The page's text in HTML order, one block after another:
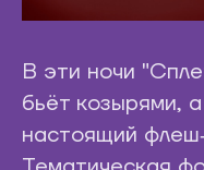
В эти ночи
бьёт козырями,
настоящий